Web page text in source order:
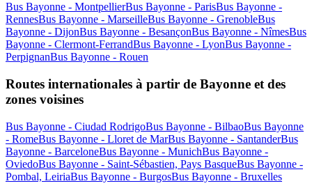
Bus Bayonne - MontpellierBus Bayonne - ParisBus Bayonne -
RennesBus Bayonne - MarseilleBus Bayonne - GrenobleBus
Bayonne - DijonBus Bayonne - BesançonBus Bayonne - NîmesBus
Bayonne - Clermont-FerrandBus Bayonne - LyonBus Bayonne -
PerpignanBus Bayonne - Rouen
Routes internationales à partir de Bayonne et des
zones voisines
Bus Bayonne - Ciudad RodrigoBus Bayonne - BilbaoBus Bayonne
- RomeBus Bayonne - Lloret de MarBus Bayonne - SantanderBus
Bayonne - BarceloneBus Bayonne - MunichBus Bayonne -
OviedoBus Bayonne - Saint-Sébastien, Pays BasqueBus Bayonne -
Pombal, LeiriaBus Bayonne - BurgosBus Bayonne - Bruxelles